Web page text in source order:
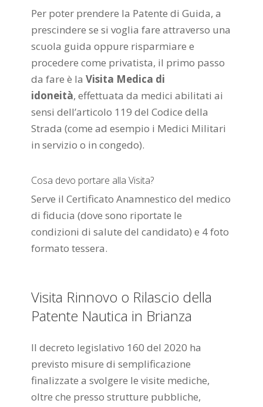
Per poter prendere la Patente di Guida, a
prescindere se si voglia fare attraverso una
scuola guida oppure risparmiare e
procedere come privatista, il primo passo
da fare è la Visita Medica di
idoneità, effettuata da medici abilitati ai
sensi dell’articolo 119 del Codice della
Strada (come ad esempio i Medici Militari
in servizio o in congedo).
Cosa devo portare alla Visita?
Serve il Certificato Anamnestico del medico
di fiducia (dove sono riportate le
condizioni di salute del candidato) e 4 foto
formato tessera.
Visita Rinnovo o Rilascio della
Patente Nautica in Brianza
Il decreto legislativo 160 del 2020 ha
previsto misure di semplificazione
finalizzate a svolgere le visite mediche,
oltre che presso strutture pubbliche,